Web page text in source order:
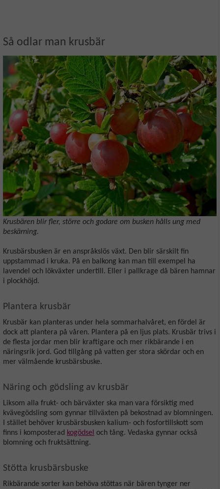
Så odlar man krusbär
Krusbären blir fler, större och godare om busken hålls ung med
beskärning.
Krusbärsbusken är en anspråkslös växt. Den blir särskilt fin
uppstammad i kruka. På en balkong kan man till exempel ha
lavendel och lökväxter undertill. Eller i pallkrage då bären hamnar
i plockhöjd.
Plantera krusbär
Krusbär kan planteras under hela sommarhalvåret, en fördel är
dock att plantera på våren. Plantera på en ljus plats. Krusbär trivs i
de flesta jordar men blir kraftigare och mer rikbärande i en
näringsrik jord. God tillgång på vatten ger stora skördar och en
mer välmående krusbärsbuske.
Näring och gödsling av krusbär
Liksom alla frukt- och bärväxter ska man vara försiktig med
kvävegödsling som gynnar tillväxten på bekostnad av blomningen.
I stället behöver krusbärsbusken kalium- och fosfortillskott som
finns i komposterad kogödsel och tång. Vedaska gynnar också
blomning och fruktsättning.
Stötta krusbärsbuske
Rikbärande sorter kan behöva stöttas när bären tynger ner